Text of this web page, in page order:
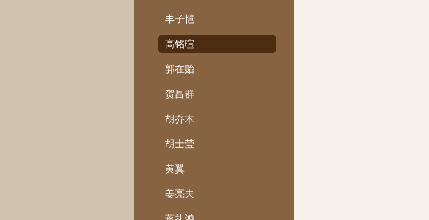
丰子恺
高铭暄
郭在贻
贺昌群
胡乔木
胡士莹
黄翼
姜亮夫